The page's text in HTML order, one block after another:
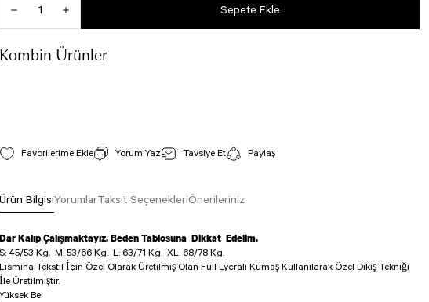
Sepete Ekle
Kombin Ürünler
Stok Kodu : 186
Yorum Yaz Tavsiye Et Paylaş
Ürün BilgisiYorumlarTaksit SeçenekleriÖnerileriniz
Dar Kalıp Çalışmaktayız. Beden Tablosuna Dikkat Edelim.
S: 45/53 Kg. M: 53/66 Kg. L: 63/71 Kg. XL: 68/78 Kg.
Lismina Tekstil İçin Özel Olarak Üretilmiş Olan Full Lycralı Kumaş Kullanılarak Özel Dikiş Tekniği
İle Üretilmiştir.
Yüksek Bel